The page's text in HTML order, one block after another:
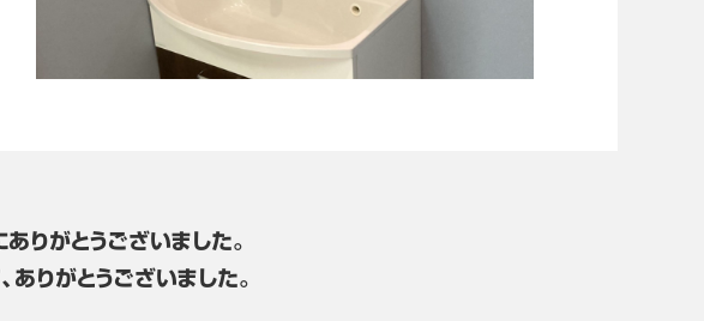
りがとうございました。
りがとうございました。